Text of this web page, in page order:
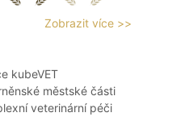
Zobrazit více >>
kubeVET
městské části
veterinární péči